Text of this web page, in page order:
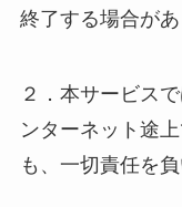
終了する場合があ
２．本サービス
ンターネット途
も、一切責任を負